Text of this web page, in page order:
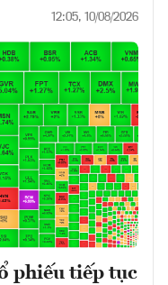
12:05, 10/08/2026
phiếu tiếp tục